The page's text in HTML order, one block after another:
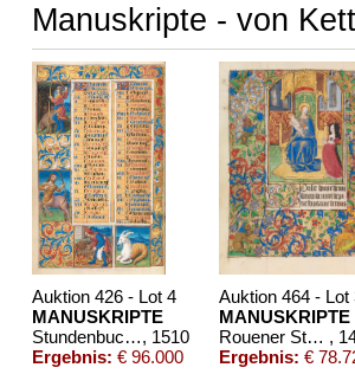
Manuskripte - von
Auktion 426 - Lot 4
MANUSKRIPTE
Stundenbuch um 1500. Manuskript auf Pergament., 1510
Ergebnis: € 96.000
Auktion 464 - Lot
MANUSKRIPTE
Rouener Stundenbuch ,
Ergebnis: €